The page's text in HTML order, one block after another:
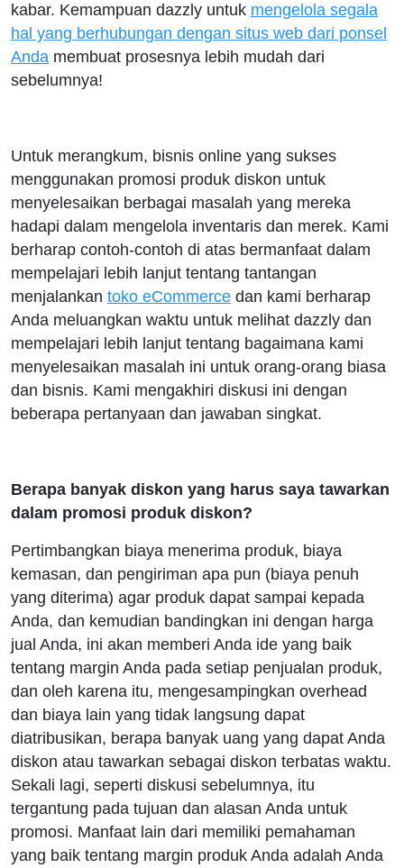
kabar. Kemampuan dazzly untuk mengelola segala
hal yang berhubungan dengan situs web dari ponsel
Anda membuat prosesnya lebih mudah dari
sebelumnya!
Untuk merangkum, bisnis online yang sukses
menggunakan promosi produk diskon untuk
menyelesaikan berbagai masalah yang mereka
hadapi dalam mengelola inventaris dan merek. Kami
berharap contoh-contoh di atas bermanfaat dalam
mempelajari lebih lanjut tentang tantangan
menjalankan toko eCommerce dan kami berharap
Anda meluangkan waktu untuk melihat dazzly dan
mempelajari lebih lanjut tentang bagaimana kami
menyelesaikan masalah ini untuk orang-orang biasa
dan bisnis. Kami mengakhiri diskusi ini dengan
beberapa pertanyaan dan jawaban singkat.
Berapa banyak diskon yang harus saya tawarkan
dalam promosi produk diskon?
Pertimbangkan biaya menerima produk, biaya
kemasan, dan pengiriman apa pun (biaya penuh
yang diterima) agar produk dapat sampai kepada
Anda, dan kemudian bandingkan ini dengan harga
jual Anda, ini akan memberi Anda ide yang baik
tentang margin Anda pada setiap penjualan produk,
dan oleh karena itu, mengesampingkan overhead
dan biaya lain yang tidak langsung dapat
diatribusikan, berapa banyak uang yang dapat Anda
diskon atau tawarkan sebagai diskon terbatas waktu.
Sekali lagi, seperti diskusi sebelumnya, itu
tergantung pada tujuan dan alasan Anda untuk
promosi. Manfaat lain dari memiliki pemahaman
yang baik tentang margin produk Anda adalah Anda